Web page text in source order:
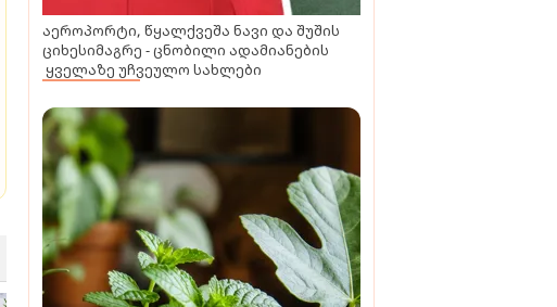
აეროპორტი, წყალქვეშა ნავი და შუშის
ციხესიმაგრე - ცნობილი ადამიანების
ყველაზე უჩვეულო სახლები